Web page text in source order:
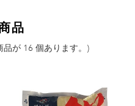
品
品が 16 個あります。)